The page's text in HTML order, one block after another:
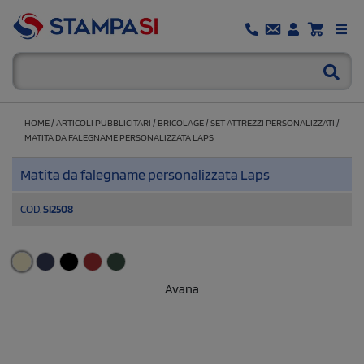
HOME /ARTICOLI PUBBLICITARI / BRICOLAGE /SET ATTREZZI PERSONALIZZATI /
MATITA DA FALEGNAME PERSONALIZZATA LAPS
Matita da falegname personalizzata Laps
COD. SI2508
Avana